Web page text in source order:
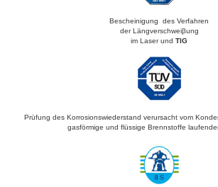
Bescheinigung des Verfahren
der Längverschweiβung
im Laser und TIG
Prüfung des Korrosionswiederstand verursacht vom
gasförmige und flüssige Brennstoffe